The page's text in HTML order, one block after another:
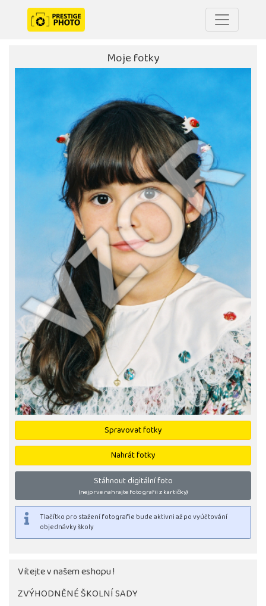
Moje fotky
Spravovat fotky
Nahrát fotky
Stáhnout digitální foto
(nejprve nahrajte fotografii z kartičky)
Vítejte v našem eshopu !
ZVÝHODNĚNÉ ŠKOLNÍ SADY